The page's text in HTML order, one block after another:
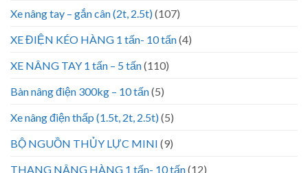
Xe nâng tay – gắn cân (2t, 2.5t)(107)
XE ĐIỆN KÉO HÀNG 1 tấn- 10 tấn(4)
XE NÂNG TAY 1 tấn – 5 tấn(110)
Bàn nâng điện 300kg – 10 tấn(5)
Xe nâng điện thấp (1.5t, 2t, 2.5t)(5)
BỘ NGUỒN THỦY LỰC MINI (9)
THANG NÂNG HÀNG 1 tấn- 10 tấn(12)